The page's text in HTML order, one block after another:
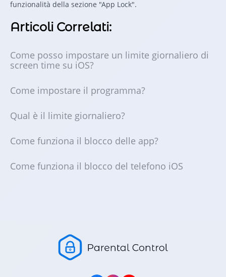
funzionalità della sezione "App Lock".
Articoli Correlati:
Come posso impostare un limite giornaliero di
screen time su iOS?
Come impostare il programma?
Qual è il limite giornaliero?
Come funziona il blocco delle app?
Come funziona il blocco del telefono iOS